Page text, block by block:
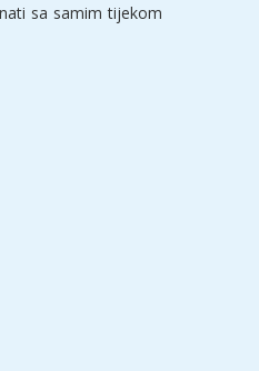
sa samim tijekom